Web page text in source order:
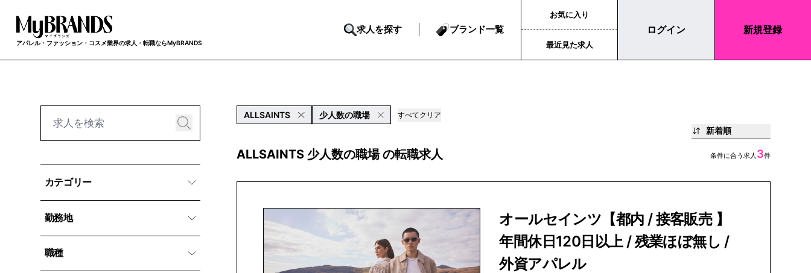
アパレル・ファッション・コスメ業界の求人・転職ならMyBRANDS
求人を探す ブランド一覧
お気に入り
最近見た求人
ログイン 新規登録
カテゴリー
勤務地
職種
ALLSAINTS 少人数の職場 すべてクリア
新着順
ALLSAINTS 少人数の職場 の転職求人 条件に合う求人 3件
オールセインツ【都内 / 接客販売 】
年間休日120日以上 / 残業ほぼ無し /
外資アパレル